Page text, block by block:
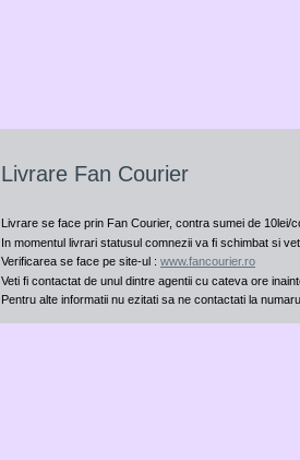
Livrare Fan Courier
Livrare se face prin Fan Courier, contra sumei de 10lei/
In momentul livrari statusul comnezii va fi schimbat si
Verificarea se face pe site-ul : www.fancourier.ro
Veti fi contactat de unul dintre agentii cu cateva ore
Pentru alte informatii nu ezitati sa ne contactati la